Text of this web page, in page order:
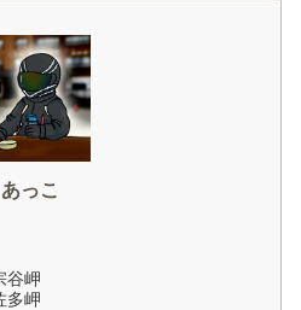
あっこ
谷岬
多岬